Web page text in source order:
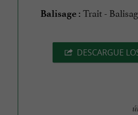
Balisage : Trait -
DESCARGUE